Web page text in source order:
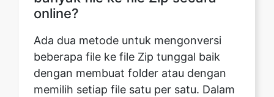
beberapa file ke file Zip tunggal baik
dengan membuat folder atau dengan
memilih setiap file satu per satu. Dalam
metode buat folder, Anda perlu
membuat folder di komputer Anda, lalu
tambahkan semua file ke dalamnya,